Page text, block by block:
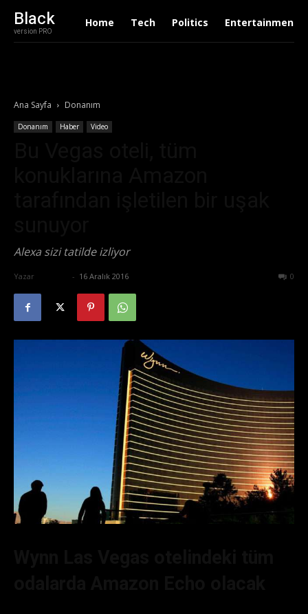
Black
version PRO
Home Tech Politics Entertainment
Ana Sayfa Donanım
Donanım Haber Video
Alexa sizi tatilde izliyor
Yazar - 16 Aralık 2016 0